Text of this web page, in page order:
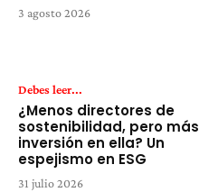
3 agosto 2026
Debes leer...
¿Menos directores de
sostenibilidad, pero más
inversión en ella? Un
espejismo en ESG
31 julio 2026